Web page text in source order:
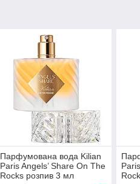
Парфумована вода Kilian
Paris Angels’ Share On The
Rocks розпив 3 мл